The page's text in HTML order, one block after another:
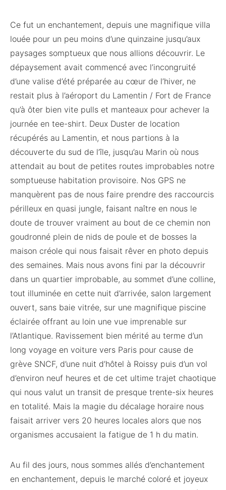
Ce fut un enchantement, depuis une magnifique villa
louée pour un peu moins d’une quinzaine jusqu’aux
paysages somptueux que nous allions découvrir. Le
dépaysement avait commencé avec l’incongruité
d’une valise d’été préparée au cœur de l’hiver, ne
restait plus à l’aéroport du Lamentin / Fort de France
qu’à ôter bien vite pulls et manteaux pour achever la
journée en tee-shirt. Deux Duster de location
récupérés au Lamentin, et nous partions à la
découverte du sud de l’île, jusqu’au Marin où nous
attendait au bout de petites routes improbables notre
somptueuse habitation provisoire. Nos GPS ne
manquèrent pas de nous faire prendre des raccourcis
périlleux en quasi jungle, faisant naître en nous le
doute de trouver vraiment au bout de ce chemin non
goudronné plein de nids de poule et de bosses la
maison créole qui nous faisait rêver en photo depuis
des semaines. Mais nous avons fini par la découvrir
dans un quartier improbable, au sommet d’une colline,
tout illuminée en cette nuit d’arrivée, salon largement
ouvert, sans baie vitrée, sur une magnifique piscine
éclairée offrant au loin une vue imprenable sur
l’Atlantique. Ravissement bien mérité au terme d’un
long voyage en voiture vers Paris pour cause de
grève SNCF, d’une nuit d’hôtel à Roissy puis d’un vol
d’environ neuf heures et de cet ultime trajet chaotique
qui nous valut un transit de presque trente-six heures
en totalité. Mais la magie du décalage horaire nous
faisait arriver vers 20 heures locales alors que nos
organismes accusaient la fatigue de 1 h du matin.
Au fil des jours, nous sommes allés d’enchantement
en enchantement, depuis le marché coloré et joyeux